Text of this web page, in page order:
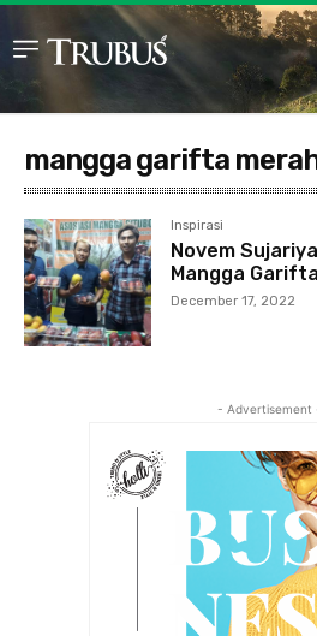
mangga garifta
Inspirasi
Novem
Mangga
December 17, 2022
- Advertisement